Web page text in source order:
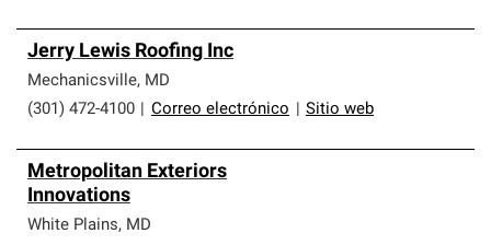
Jerry Lewis Roofing Inc
Mechanicsville, MD
(301) 472-4100
Correo electrónico Sitio web
Metropolitan Exteriors
Innovations
White Plains, MD